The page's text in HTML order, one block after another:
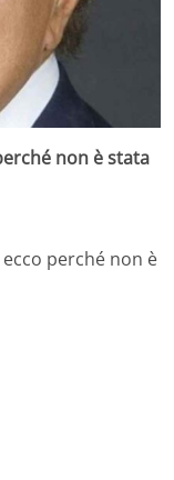
non è stata
perché non è